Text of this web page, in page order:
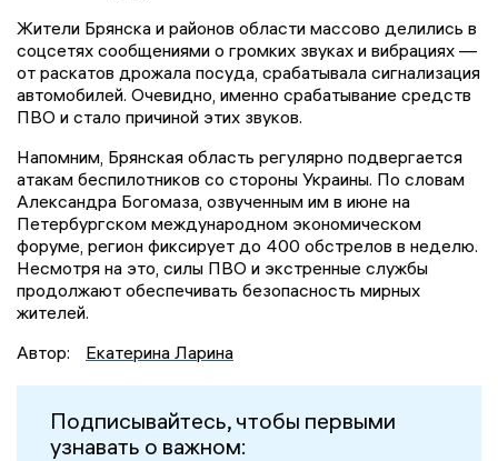
Жители Брянска и районов области массово делились в
соцсетях сообщениями о громких звуках и вибрациях —
от раскатов дрожала посуда, срабатывала сигнализация
автомобилей. Очевидно, именно срабатывание средств
ПВО и стало причиной этих звуков.
Напомним, Брянская область регулярно подвергается
атакам беспилотников со стороны Украины. По словам
Александра Богомаза, озвученным им в июне на
Петербургском международном экономическом
форуме, регион фиксирует до 400 обстрелов в неделю.
Несмотря на это, силы ПВО и экстренные службы
продолжают обеспечивать безопасность мирных
жителей.
Автор:
Екатерина Ларина
Подписывайтесь, чтобы первыми
узнавать о важном: